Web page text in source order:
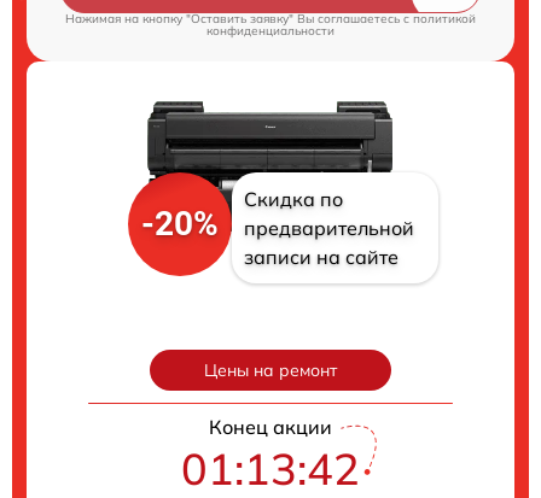
Нажимая на кнопку "Оставить заявку" Вы соглашаетесь cполитикой
конфиденциальности
-20%
Скидка по
предварительной
записи на сайте
Цены на ремонт
Конец акции
01:13:41